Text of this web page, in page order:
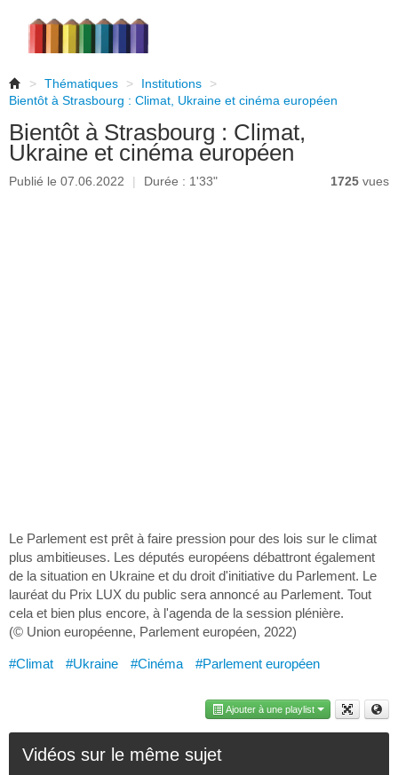
> Thématiques > Institutions
>
Bientôt à Strasbourg : Climat, Ukraine et cinéma européen
Bientôt à Strasbourg : Climat,
Ukraine et cinéma européen
Publié le 07.06.2022 | Durée : 1'33" 1725 vues
Le Parlement est prêt à faire pression pour des lois sur le climat
plus ambitieuses. Les députés européens débattront également
de la situation en Ukraine et du droit d'initiative du Parlement. Le
lauréat du Prix LUX du public sera annoncé au Parlement. Tout
cela et bien plus encore, à l'agenda de la session plénière.
(© Union européenne, Parlement européen, 2022)
#Climat #Ukraine #Cinéma #Parlement européen
Ajouter à une playlist
Vidéos sur le même sujet